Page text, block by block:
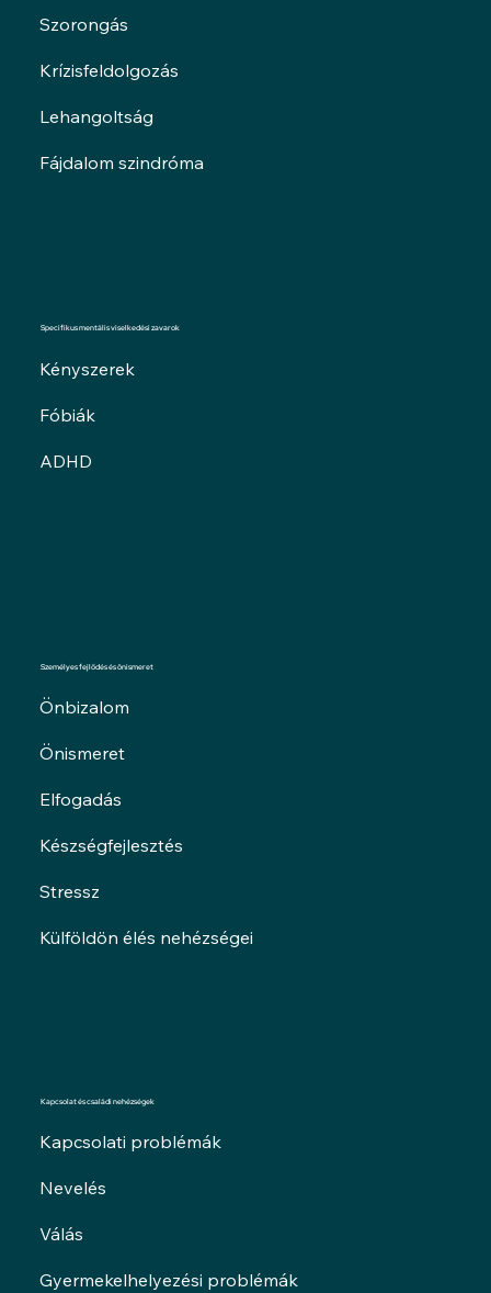
Szorongás
Krízisfeldolgozás
Lehangoltság
Fájdalom szindróma
Specifikus mentális viselkedési zavarok
Kényszerek
Fóbiák
ADHD
Kapcsolat és családi nehézségek
Kapcsolati problémák
Nevelés
Válás
Gyermekelhelyezési problémák
Személyes fejlődés és önismeret
Önbizalom
Önismeret
Elfogadás
Készségfejlesztés
Stressz
Külföldön élés nehézségei